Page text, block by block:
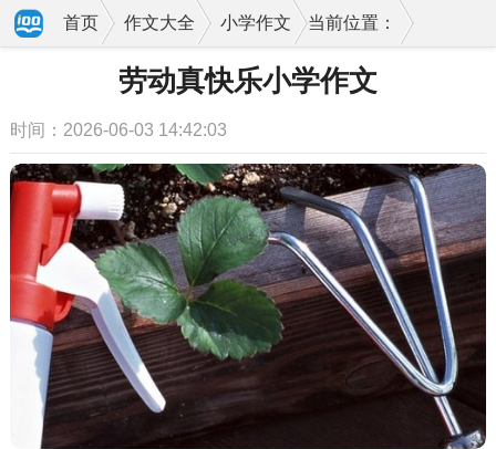
当前位置：
首页 作文大全 小学作文
劳动真快乐小学作文
时间：2026-06-03 14:42:03